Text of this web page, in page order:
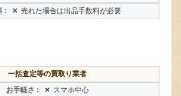
× 売れた場合は出品手数料が必要
一括査定等の買取り業者
× スマホ中心